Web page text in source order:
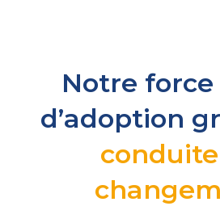
Notre force
d’adoption